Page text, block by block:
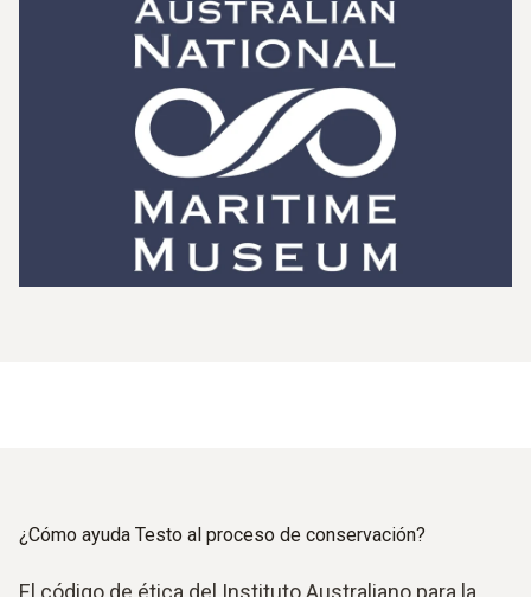
¿Cómo ayuda Testo al proceso de conservación?
El código de ética del Instituto Australiano para la